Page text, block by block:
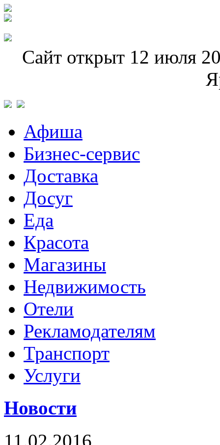
Сайт открыт 12 июля
Афиша
Бизнес-сервис
Доставка
Досуг
Еда
Красота
Магазины
Недвижимость
Отели
Рекламодателям
Транспорт
Услуги
Новости
11.02.2016